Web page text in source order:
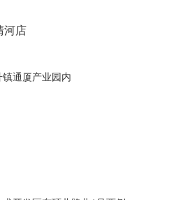
河店
通厦产业园内